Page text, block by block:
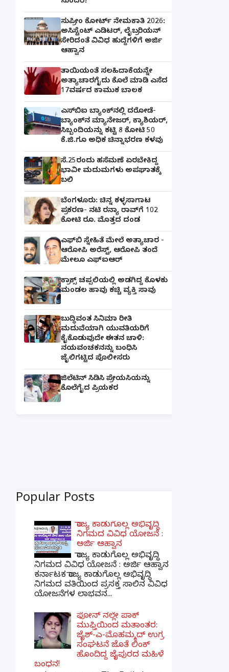
ಸುಪ್ರೀಂ ಕೋರ್ಟ್ ನೇಮಕಾತಿ 2026:
ಅಸಿಸ್ಟೆಂಟ್ ಎಡಿಟರ್, ಲೈಬ್ರರಿಯನ್
ಸೇರಿದಂತೆ ವಿವಿಧ ಹುದ್ದೆಗಳಿಗೆ ಅರ್ಜಿ
ಆಹ್ವಾನ
ತಾಯಿಯಂತೆ ಸಲಹಿದಾಕೆಯನ್ನೇ
ಅತ್ಯಾಚಾರಗೈದು ಕೊಲೆ ಮಾಡಿ ಎಸೆದ
17ವರ್ಷದ ಕಾಮುಕ ಬಾಲಕ
ಎಸ್‌ಬಿಐ ಬ್ಯಾಂಕ್‌ನಲ್ಲಿ‌ ದರೋಡೆ-
ಬ್ಯಾಂಕ್​ನ ಮ್ಯಾನೇಜರ್‌, ಕ್ಯಾಶಿಯರ್‌,
ಸಿಬ್ಬಂದಿಯನ್ನು ಕಟ್ಟಿ 8 ಕೋಟಿ 50
ಕೆ.ಜಿ.ಗೂ ಅಧಿಕ ಚಿನ್ನಾಭರಣ ಕಳವು
ಸೆ.25ರಂದು ಹಸೆಮಣೆ ಏರಬೇಕಿದ್ದ
ಭಾವೀ ಮದುಮಗಳು ಅಪಘಾತಕ್ಕೆ
ಬಲಿ
ಬೆಂಗಳೂರು: ಚಿನ್ನ ಕಳ್ಳಸಾಗಾಟ
ಪ್ರಕರಣ- ನಟಿ ರನ್ಯಾ ರಾವ್‌ಗೆ 102
ಕೋಟಿ ರೂ. ಮೊತ್ತದ ದಂಡ
ಎಫ್‌ಬಿ ಸ್ನೇಹಿತೆ ಮೇಲೆ ಅತ್ಯಾಚಾರ -
ಆರೋಪಿ ಅರೆಸ್ಟ್, ಆರೋಪಿ ತಂದೆ
ಮೇಲೂ ಎಫ್ಐಆರ್
ಕ್ರಾಕ್ಸ್ ಚಪ್ಪಲಿಯಲ್ಲಿ ಅಡಗಿದ್ದ ಕೊಳಕು
ಮಂಡಲ ಹಾವು ಕಚ್ಚಿ ವ್ಯಕ್ತಿ ಸಾವು
ಬುದ್ಧಿವಂತ ಸಿನಿಮಾ ರೀತಿ
ಮದುವೆಯಾಗಿ ಯುವತಿಯರಿಗೆ
ಕೈಕೊಡುವುದೇ ಈತನ ಚಾಳಿ:
ನಯವಂಚಕನನ್ನು ಬಂಧಿಸಿ
ಜೈಲಿಗಟ್ಟಿದ ಪೊಲೀಸರು
ಜಿಲೆಟಿನ್ ಸಿಡಿಸಿ ಪ್ರೇಯಸಿಯನ್ನು
ಕೊಲೆಗೈದ ಪ್ರಿಯಕರ
Popular Posts
ರಾಜ್ಯ ಕಾಡುಗೊಲ್ಲ ಅಭಿವೃದ್ಧಿ
ನಿಗಮದ ವಿವಿಧ ಯೋಜನೆ :
ಅರ್ಜಿ ಆಹ್ವಾನ
ರಾಜ್ಯ ಕಾಡುಗೊಲ್ಲ ಅಭಿವೃದ್ಧಿ
ನಿಗಮದ ವಿವಿಧ ಯೋಜನೆ : ಅರ್ಜಿ ಆಹ್ವಾನ
ಕರ್ನಾಟಕ ರಾಜ್ಯ ಕಾಡುಗೊಲ್ಲ ಅಭಿವೃದ್ಧಿ
ನಿಗಮದ ವತಿಯಿಂದ ಪ್ರಸಕ್ತ ಸಾಲಿನ ವಿವಿಧ
ಯೋಜನೆಗಳ ಲಾಭವನ...
ಫೋನ್ ನಲ್ಲೇ ಪಾಕ್
ಮುಫ್ತಿಯಿಂದ ಮತಾಂತರ:
ಜೈಶ್-ಎ-ಮೊಹಮ್ಮದ್ ಉಗ್ರ
ಸಂಘಟನೆ ಜೊತೆ ಲಿಂಕ್
ಹೊಂದಿದ್ದ ಜೈಪುರದ ಮಹಿಳೆ
ಬಂಧನ!